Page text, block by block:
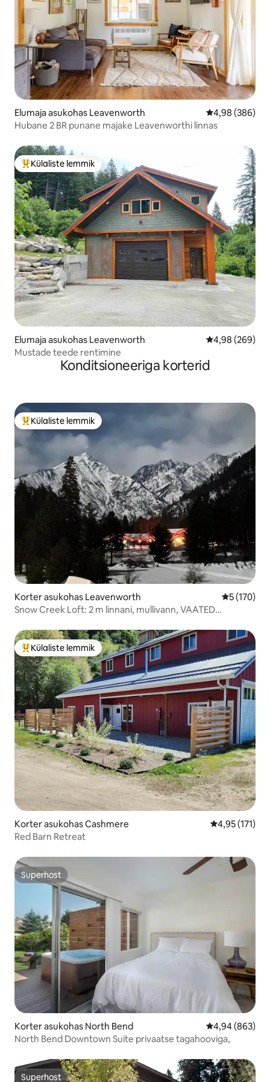
Elumaja asukohas Leavenworth Keskmine
4,98 (386)
Hubane 2 BR punane majake Leavenworthi linnas
Külaliste suur lemmik
Külaliste lemmik
Elumaja asukohas Leavenworth Keskmine
4,98 (269)
Mustade teede rentimine
Konditsioneeriga korterid
Külaliste suur lemmik
Külaliste lemmik
Korter asukohas Leavenworth Keskmine
5 (170)
Snow Creek Loft: 2 m linnani, mullivann, VAATED
Külaliste suur lemmik
Külaliste lemmik
Korter asukohas Cashmere Keskmine
4,95 (171)
Red Barn Retreat
Superhost
Superhost
Korter asukohas North Bend Keskmine
4,94 (863)
North Bend Downtown Suite privaatse tagahooviga,
Superhost